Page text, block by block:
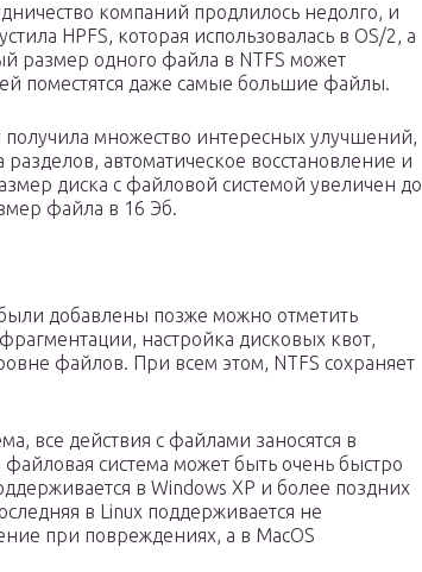
компаний продлилось недолго, и
HPFS, которая использовалась в OS/2, а
размер одного файла в NTFS может
поместятся даже самые большие файлы.
множество интересных улучшений,
автоматическое восстановление и
диска с файловой системой увеличен до
файла в 16 Эб.
добавлены позже можно отметить
настройка дисковых квот,
файлов. При всем этом, NTFS сохраняет
все действия с файлами заносятся в
система может быть очень быстро
в Windows XP и более поздних
в Linux поддерживается не
при повреждениях, а в MacOS